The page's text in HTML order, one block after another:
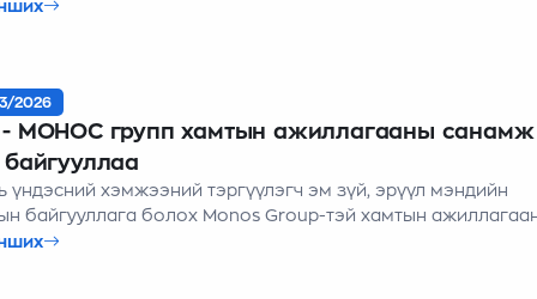
нэг дор цуглуулсан “RESEARCH NETWORKING NIGHT”
мэдлэг солилцсон үр өгөөжтэй орой байлаа.
2026
МОНОС групп хамтын ажиллагааны санамж
байгууллаа
үндэсний хэмжээний тэргүүлэгч эм зүй, эрүүл мэндийн
байгууллага болох Monos Group-тэй хамтын
гарын үсэг зурлаа